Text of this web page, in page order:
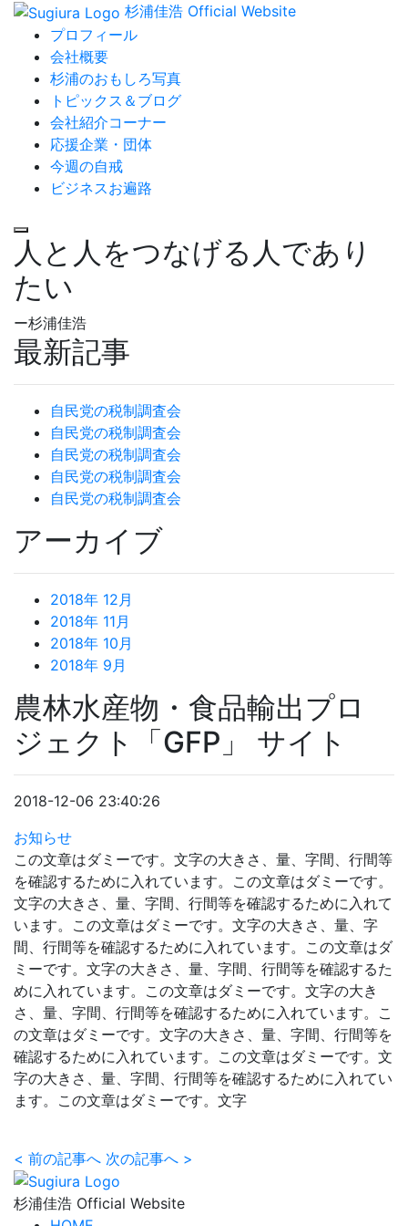
杉浦佳浩 Official Website
プロフィール
会社概要
杉浦のおもしろ写真
トピックス＆ブログ
会社紹介コーナー
応援企業・団体
今週の自戒
ビジネスお遍路
人と人をつなげる人であり
たい
ー杉浦佳浩
最新記事
自民党の税制調査会
自民党の税制調査会
自民党の税制調査会
自民党の税制調査会
自民党の税制調査会
アーカイブ
2018年 12月
2018年 11月
2018年 10月
2018年 9月
農林水産物・食品輸出プロ
ジェクト「GFP」 サイト
2018-12-06 23:40:26
お知らせ
この文章はダミーです。文字の大きさ、量、字間、行間等
を確認するために入れています。この文章はダミーです。
文字の大きさ、量、字間、行間等を確認するために入れて
います。この文章はダミーです。文字の大きさ、量、字
間、行間等を確認するために入れています。この文章はダ
ミーです。文字の大きさ、量、字間、行間等を確認するた
めに入れています。この文章はダミーです。文字の大き
さ、量、字間、行間等を確認するために入れています。こ
の文章はダミーです。文字の大きさ、量、字間、行間等を
確認するために入れています。この文章はダミーです。文
字の大きさ、量、字間、行間等を確認するために入れてい
ます。この文章はダミーです。文字
< 前の記事へ 次の記事へ >
杉浦佳浩 Official Website